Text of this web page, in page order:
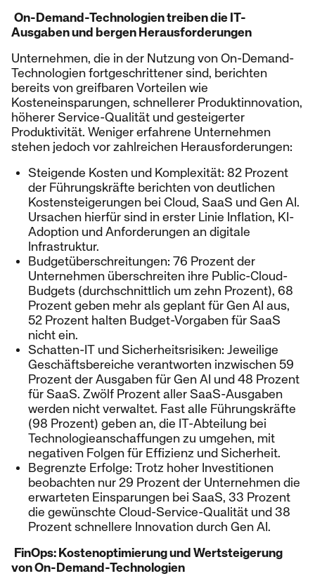
On-Demand-Technologien treiben die IT-
Ausgaben und bergen Herausforderungen
Unternehmen, die in der Nutzung von On-Demand-
Technologien fortgeschrittener sind, berichten
bereits von greifbaren Vorteilen wie
Kosteneinsparungen, schnellerer Produktinnovation,
höherer Service-Qualität und gesteigerter
Produktivität. Weniger erfahrene Unternehmen
stehen jedoch vor zahlreichen Herausforderungen:
Steigende Kosten und Komplexität: 82 Prozent
der Führungskräfte berichten von deutlichen
Kostensteigerungen bei Cloud, SaaS und Gen AI.
Ursachen hierfür sind in erster Linie Inflation, KI-
Adoption und Anforderungen an digitale
Infrastruktur.
Budgetüberschreitungen: 76 Prozent der
Unternehmen überschreiten ihre Public-Cloud-
Budgets (durchschnittlich um zehn Prozent), 68
Prozent geben mehr als geplant für Gen AI aus,
52 Prozent halten Budget-Vorgaben für SaaS
nicht ein.
Schatten-IT und Sicherheitsrisiken: Jeweilige
Geschäftsbereiche verantworten inzwischen 59
Prozent der Ausgaben für Gen AI und 48 Prozent
für SaaS. Zwölf Prozent aller SaaS-Ausgaben
werden nicht verwaltet. Fast alle Führungskräfte
(98 Prozent) geben an, die IT-Abteilung bei
Technologieanschaffungen zu umgehen, mit
negativen Folgen für Effizienz und Sicherheit.
Begrenzte Erfolge: Trotz hoher Investitionen
beobachten nur 29 Prozent der Unternehmen die
erwarteten Einsparungen bei SaaS, 33 Prozent
die gewünschte Cloud-Service-Qualität und 38
Prozent schnellere Innovation durch Gen AI.
FinOps: Kostenoptimierung und Wertsteigerung
von On-Demand-Technologien